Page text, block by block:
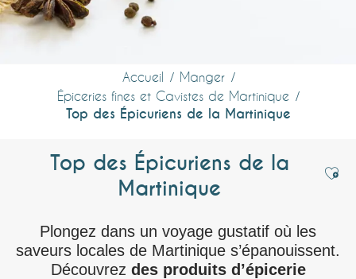
Accueil
Manger
Épiceries fines et Cavistes de Martinique
Top des Épicuriens de la Martinique
Top des Épicuriens de la
Martinique
Plongez dans un voyage gustatif où les
saveurs locales de Martinique s’épanouissent.
Découvrez des produits d’épicerie